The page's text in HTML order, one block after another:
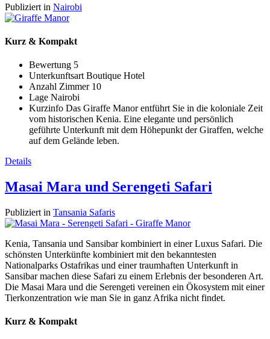
Publiziert in Nairobi
Kurz & Kompakt
Bewertung 5
Unterkunftsart Boutique Hotel
Anzahl Zimmer 10
Lage Nairobi
Kurzinfo Das Giraffe Manor entführt Sie in die koloniale Zeit
vom historischen Kenia. Eine elegante und persönlich
geführte Unterkunft mit dem Höhepunkt der Giraffen, welche
auf dem Gelände leben.
Details
Masai Mara und Serengeti Safari
Publiziert in Tansania Safaris
Kenia, Tansania und Sansibar kombiniert in einer Luxus Safari. Die
schönsten Unterkünfte kombiniert mit den bekanntesten
Nationalparks Ostafrikas und einer traumhaften Unterkunft in
Sansibar machen diese Safari zu einem Erlebnis der besonderen Art.
Die Masai Mara und die Serengeti vereinen ein Ökosystem mit einer
Tierkonzentration wie man Sie in ganz Afrika nicht findet.
Kurz & Kompakt